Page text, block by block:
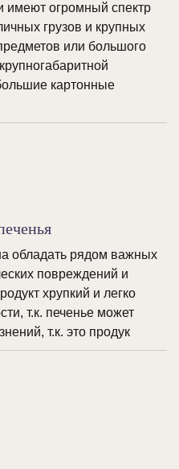
имеют огромный спектр
грузов и крупных
или большого
картонные
обладать рядом важных
повреждений и
хрупкий и легко
т.к. печенье может
т.к. это продук